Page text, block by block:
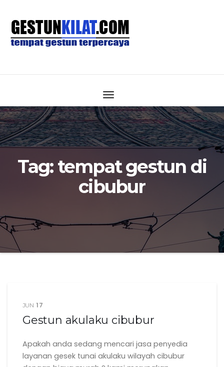
Tag: tempat gestun di
cibubur
JUN 17
Gestun akulaku cibubur
Apakah anda sedang mencari jasa penyedia
layanan gesek tunai akulaku wilayah cibubur